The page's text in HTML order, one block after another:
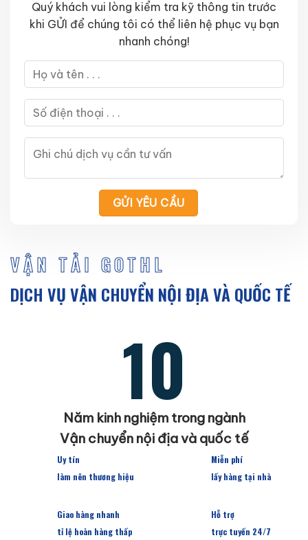
Quý khách vui lòng kiểm tra kỹ thông tin trước
khi GỬI để chúng tôi có thể liên hệ phục vụ bạn
nhanh chóng!
VẬN TẢI GOTHL
DỊCH VỤ VẬN CHUYỂN NỘI ĐỊA VÀ QUỐC TẾ
10
Năm kinh nghiệm trong ngành
Vận chuyển nội địa và quốc tế
Uy tín
làm nên thương hiệu
Miễn phí
lấy hàng tại nhà
Giao hàng nhanh
tỉ lệ hoàn hàng thấp
Hỗ trợ
trực tuyến 24/7